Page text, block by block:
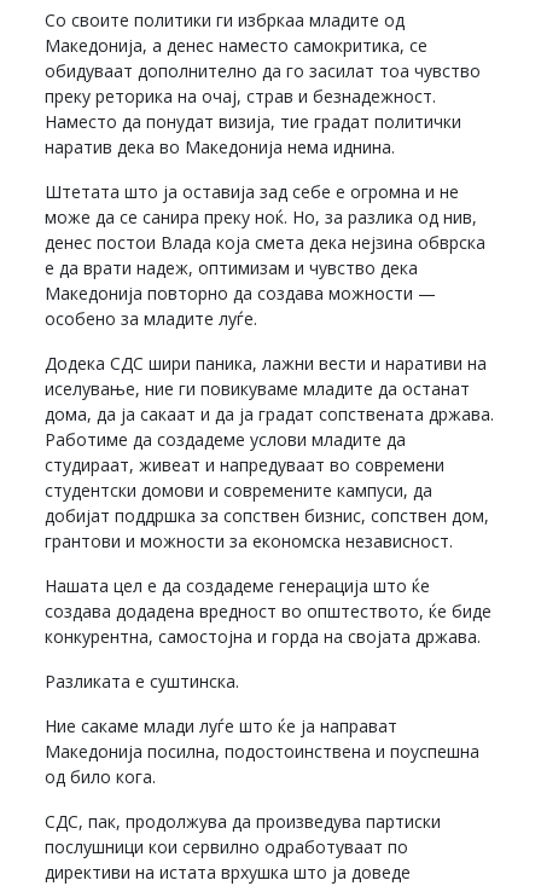
Со своите политики ги избркаа младите од
Македонија, а денес наместо самокритика, се
обидуваат дополнително да го засилат тоа чувство
преку реторика на очај, страв и безнадежност.
Наместо да понудат визија, тие градат политички
наратив дека во Македонија нема иднина.
Штетата што ја оставија зад себе е огромна и не
може да се санира преку ноќ. Но, за разлика од нив,
денес постои Влада која смета дека нејзина обврска
е да врати надеж, оптимизам и чувство дека
Македонија повторно да создава можности —
особено за младите луѓе.
Додека СДС шири паника, лажни вести и наративи на
иселување, ние ги повикуваме младите да останат
дома, да ја сакаат и да ја градат сопствената држава.
Работиме да создадеме услови младите да
студираат, живеат и напредуваат во современи
студентски домови и современите кампуси, да
добијат поддршка за сопствен бизнис, сопствен дом,
грантови и можности за економска независност.
Нашата цел е да создадеме генерација што ќе
создава додадена вредност во општеството, ќе биде
конкурентна, самостојна и горда на својата држава.
Разликата е суштинска.
Ние сакаме млади луѓе што ќе ја направат
Македонија посилна, подостоинствена и поуспешна
од било кога.
СДС, пак, продолжува да произведува партиски
послушници кои сервилно одработуваат по
директиви на истата врхушка што ја доведе